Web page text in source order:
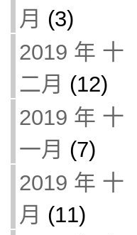
月 (3)
2019 年 十
二月 (12)
2019 年 十
一月 (7)
2019 年 十
月 (11)